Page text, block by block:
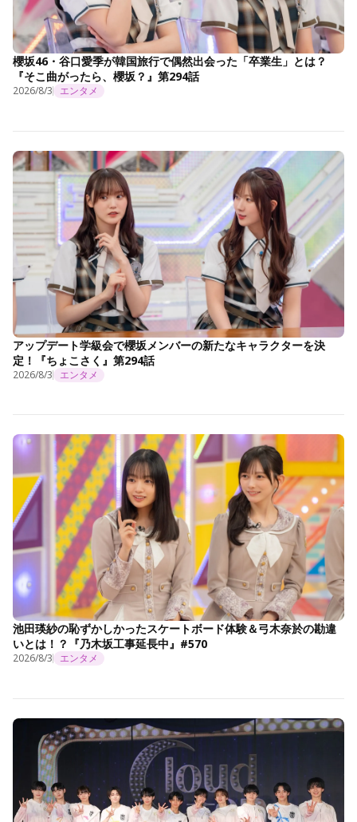
櫻坂46・谷口愛季が韓国旅行で偶然出会った「卒業生」とは？
『そこ曲がったら、櫻坂？』第294話
2026/8/3 エンタメ
アップデート学級会で櫻坂メンバーの新たなキャラクターを決
定！『ちょこさく』第294話
2026/8/3 エンタメ
池田瑛紗の恥ずかしかったスケートボード体験＆弓木奈於の勘違
いとは！？『乃木坂工事延長中』#570
2026/8/3 エンタメ